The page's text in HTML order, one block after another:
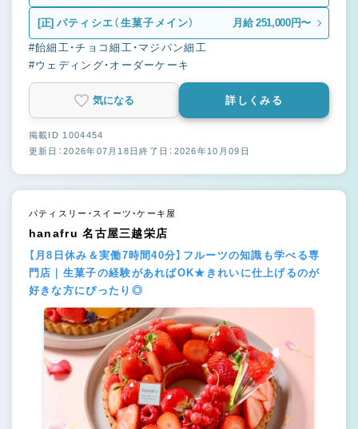
[正] パティシエ（生菓子メイン） 月給 251,000円〜
#飴細工・チョコ細工・マジパン細工
#ウェディング・オーダーケーキ
気になる 詳しくみる
掲載ID 1004454
更新日：2026年07月18日終了日：2026年10月09日
パティスリー・スイーツ・ケーキ屋
hanafru 名古屋三越栄店
【月8日休み＆実働7時間40分】フルーツの知識も学べる専
門店｜生菓子の経験があればOK★きれいに仕上げるのが
好きな方にぴったり◎